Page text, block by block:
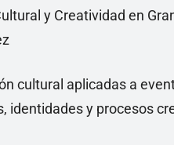
y Creatividad en
cultural aplicadas a
identidades y procesos